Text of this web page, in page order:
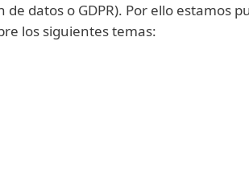
datos o GDPR). Por ello estamos
los siguientes temas: